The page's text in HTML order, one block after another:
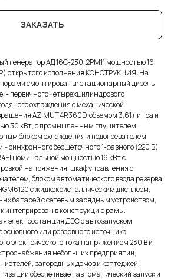
ЗАКАЗАТЬ
генератор АД 16С-230-2РМ11 мощностью 16
открытого исполнения КОНСТРУКЦИЯ: На
смонтированы: стационарный дизель
- первичного четырехцилиндрового
охлаждения с механической
AZIMUT 4R360D, объемом 3,61 литра и
30 кВт, с промышленным глушителем,
блоком охлаждения и подогревателем
синхронного бесщеточного 1-фазного (220 В)
номинальной мощностью 16 кВт c
напряжения, шкаф управления с
блоком автоматического ввода резерва
с жидкокристаллическим дисплеем,
батарей с сетевым зарядным устройством,
интегрирован в конструкцию рамы.
электростанция ДЭС с автозапуском
основного или резервного источника
электрического тока напряжением 230 В и
небольших предприятий,
загородных домов и коттеджей.
обеспечивает автоматический запуск и